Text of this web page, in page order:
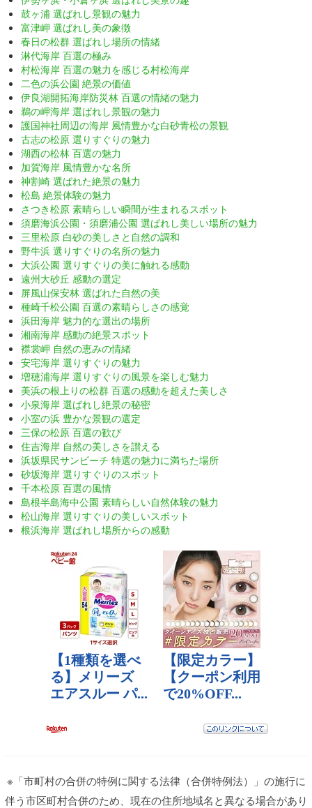
鼓ヶ浦 選ばれし景観の魅力
富津岬 選ばれし美の象徴
春日の松群 選ばれし場所の情緒
淋代海岸 百選の極み
村松海岸 百選の魅力を感じる村松海岸
二色の浜公園 絶景の価値
伊良湖開拓海岸防災林 百選の情緒の魅力
鵜の岬海岸 選ばれし景観の魅力
護国神社周辺の海岸 風情豊かな白砂青松の景観
古志の松原 選りすぐりの魅力
湖西の松林 百選の魅力
加賀海岸 風情豊かな名所
神割崎 選ばれた絶景の魅力
松島 絶景体験の魅力
さつき松原 素晴らしい瞬間が生まれるスポット
須磨海浜公園・須磨浦公園 選ばれし美しい場所の魅力
三里松原 白砂の美しさと自然の調和
野牛浜 選りすぐりの名所の魅力
大浜公園 選りすぐりの美に触れる感動
遠州大砂丘 感動の選定
屏風山保安林 選ばれた自然の美
種崎千松公園 百選の素晴らしさの感覚
浜田海岸 魅力的な選出の場所
湘南海岸 感動の絶景スポット
襟裳岬 自然の恵みの情緒
安宅海岸 選りすぐりの魅力
増穂浦海岸 選りすぐりの風景を楽しむ魅力
美浜の根上りの松群 百選の感動を超えた美しさ
小泉海岸 選ばれし絶景の秘密
小室の浜 豊かな景観の選定
三保の松原 百選の歓び
住吉海岸 自然の美しさを讃える
浜坂県民サンビーチ 特選の魅力に満ちた場所
砂坂海岸 選りすぐりのスポット
千本松原 百選の風情
島根半島海中公園 素晴らしい自然体験の魅力
松山海岸 選りすぐりの美しいスポット
根浜海岸 選ばれし場所からの感動
※「市町村の合併の特例に関する法律（合併特例法）」の施行に
伴う市区町村合併のため、現在の住所地域名と異なる場合があり